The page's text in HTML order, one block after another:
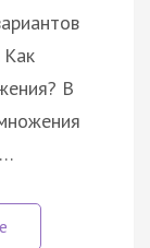
Как
В